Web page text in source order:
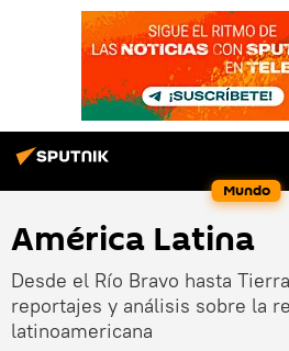
Mundo
América Latina
Desde el Río Bravo hasta
reportajes y análisis sobre la
latinoamericana